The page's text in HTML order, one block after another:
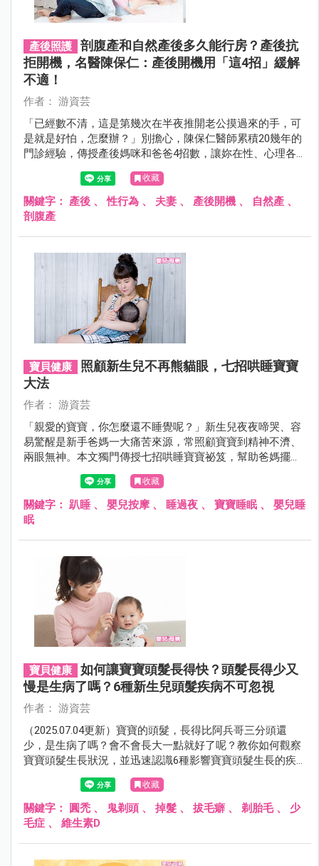
產後照護
剖腹產和自然產後多久能行房？產後抗
拒開機，名醫陳保仁：產後開機用「這4招」緩解
不適！
作者： 游資芸
「已經數不清，這是第幾次在半夜推開老公摸過來的手，可
是就是好怕，怎麼辦？」別擔心，陳保仁醫師累積20幾年的
門診經驗，傳授產後媽咪和爸爸4招數，讓妳在性、心理各
方面，既能體貼老公又不感到委屈！
收藏
關鍵字： 產後 、性行為 、 夫妻 、 產後開機 、 自然產 、
剖腹產
寶貝健康
照顧新生兒不再熊貓眼，七招哄睡寶寶
大法
作者： 游資芸
「親愛的寶寶，你怎麼還不睡覺呢？」新生兒夜夜啼哭、容
易驚醒是新手爸媽一大痛苦來源，常照顧寶寶到精神不濟、
兩眼無神。本文獨門傳授七招哄睡寶寶祕笈，幫助爸媽擺脫
收藏
關鍵字： 趴睡 、 嬰兒按摩 、 睡過夜 、 寶寶睡眠、 嬰兒睡
眠
寶貝健康
如何讓寶寶頭髮長得快？頭髮長得少又
慢是生病了嗎？6種新生兒頭髮疾病不可忽視
作者： 游資芸
（2025.07.04更新）寶寶的頭髮，長得比阿兵哥三分頭還
少，是生病了嗎？會不會長大一點就好了呢？教你如何觀察
寶寶頭髮生長狀況，並迅速認識6種影響寶寶頭髮生長的疾
病，讓爸媽免擔心！
收藏
關鍵字： 圓禿、 鬼剃頭 、 掉髮 、 拔毛癖 、 剃胎毛、 少
毛症 、 維生素D